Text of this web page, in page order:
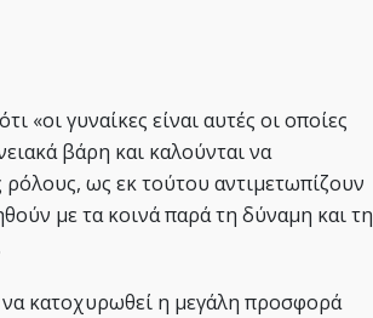
«οι γυναίκες είναι αυτές οι οποίες
βάρη και καλούνται να
ως εκ τούτου αντιμετωπίζουν
με τα κοινά παρά τη δύναμη και τη
κατοχυρωθεί η μεγάλη προσφορά